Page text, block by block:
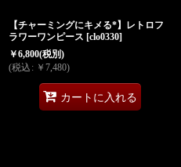
【チャーミングにキメる*】レトロフ
ラワーワンピース [clo0330]
￥6,800(税別)
(税込 : ￥ 7,480)
カートに入れる